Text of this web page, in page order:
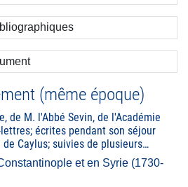
(même époque)
de M. l'Abbé Sevin, de l'Académie
écrites pendant son séjour
Caylus; suivies de plusieurs…
et en Syrie (1730-